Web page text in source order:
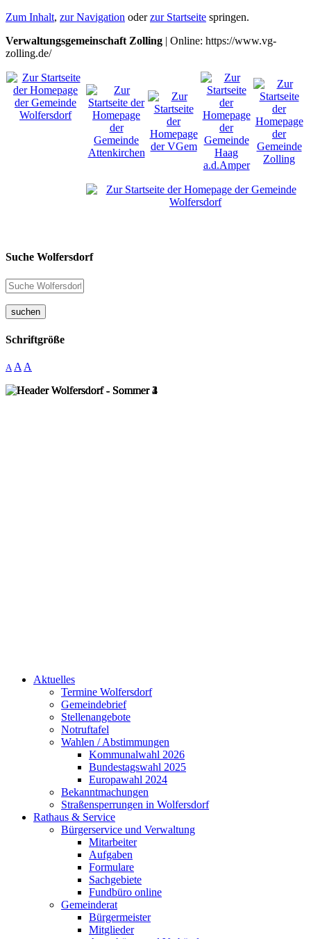
Zum Inhalt, zur Navigation oderzur Startseite springen.
Verwaltungsgemeinschaft Zolling | Online: https://www.vg-
zolling.de/
Suche Wolfersdorf
suchen
Schriftgröße
A A A
Aktuelles
Termine Wolfersdorf
Gemeindebrief
Stellenangebote
Notruftafel
Wahlen / Abstimmungen
Kommunalwahl 2026
Bundestagswahl 2025
Europawahl 2024
Bekanntmachungen
Straßensperrungen in Wolfersdorf
Rathaus & Service
Bürgerservice und Verwaltung
Mitarbeiter
Aufgaben
Formulare
Sachgebiete
Fundbüro online
Gemeinderat
Bürgermeister
Mitglieder